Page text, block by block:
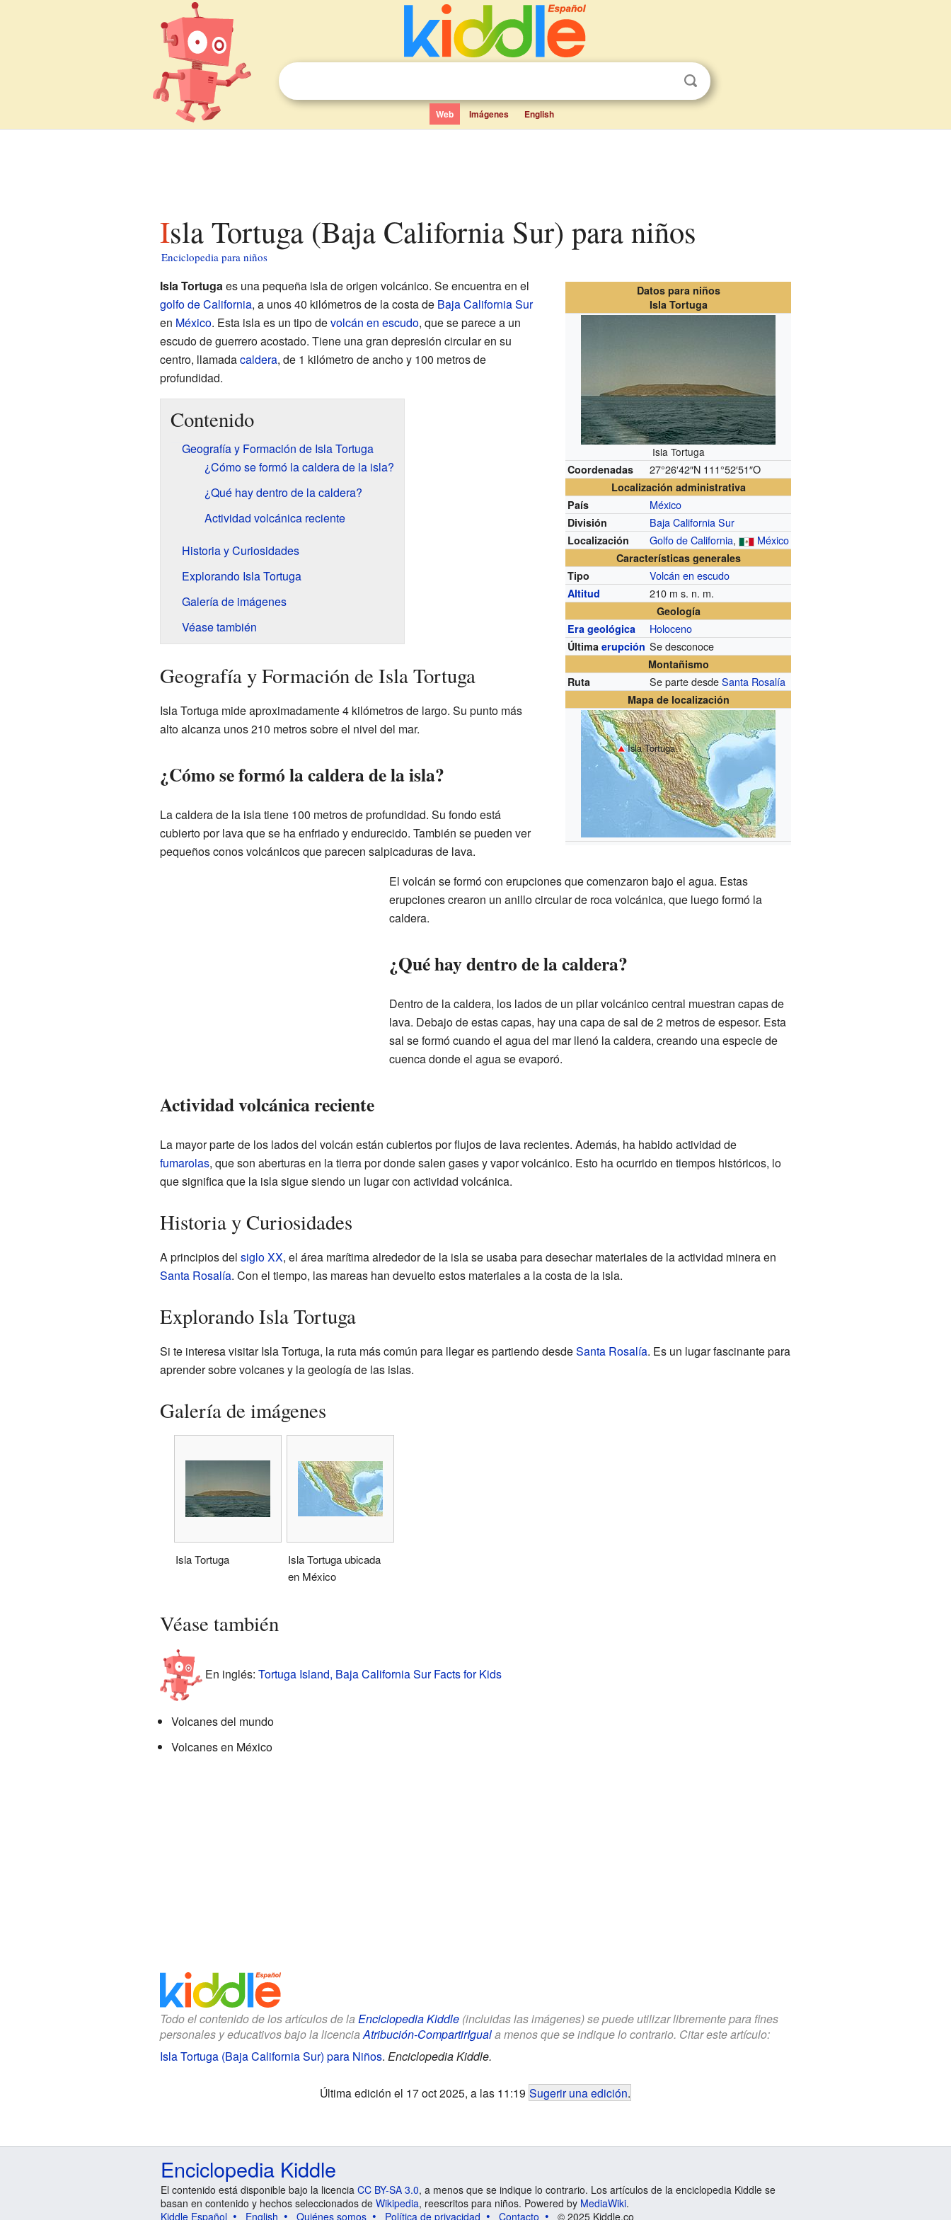
Web Imágenes English
Isla Tortuga (Baja California Sur) para niños
Enciclopedia para niños
Datos para niños
Isla Tortuga
Isla Tortuga
Coordenadas
27°26′42″N 111°52′51″O
Localización administrativa
País
México
División Baja California Sur
Localización Golfo de California, México
Características generales
Tipo
Volcán en escudo
Altitud 210 m s. n. m.
Geología
Era geológica
Holoceno
Últimaerupción Se desconoce
Montañismo
Ruta
Se parte desdeSanta Rosalía
Mapa de localización
Isla Tortuga
Isla Tortugaes una pequeña isla de origen volcánico. Se encuentra en el
golfo de California, a unos 40 kilómetros de la costa de Baja California Sur
en México. Esta isla es un tipo devolcán en escudo, que se parece a un
escudo de guerrero acostado. Tiene una gran depresión circular en su
centro, llamadacaldera, de 1 kilómetro de ancho y 100 metros de
profundidad.
Contenido
Geografía y Formación de Isla Tortuga
¿Cómo se formó la caldera de la isla?
¿Qué hay dentro de la caldera?
Actividad volcánica reciente
Historia y Curiosidades
Explorando Isla Tortuga
Galería de imágenes
Véase también
Geografía y Formación de Isla Tortuga
Isla Tortuga mide aproximadamente 4 kilómetros de largo. Su punto más
alto alcanza unos 210 metros sobre el nivel del mar.
¿Cómo se formó la caldera de la isla?
La caldera de la isla tiene 100 metros de profundidad. Su fondo está
cubierto por lava que se ha enfriado y endurecido. También se pueden ver
pequeños conos volcánicos que parecen salpicaduras de lava.
El volcán se formó con erupciones que comenzaron bajo el agua. Estas
erupciones crearon un anillo circular de roca volcánica, que luego formó la
caldera.
¿Qué hay dentro de la caldera?
Dentro de la caldera, los lados de un pilar volcánico central muestran capas de
lava. Debajo de estas capas, hay una capa de sal de 2 metros de espesor. Esta
sal se formó cuando el agua del mar llenó la caldera, creando una especie de
cuenca donde el agua se evaporó.
Actividad volcánica reciente
La mayor parte de los lados del volcán están cubiertos por flujos de lava recientes. Además, ha habido actividad de
fumarolas, que son aberturas en la tierra por donde salen gases y vapor volcánico. Esto ha ocurrido en tiempos históricos, lo
que significa que la isla sigue siendo un lugar con actividad volcánica.
Historia y Curiosidades
A principios del siglo XX, el área marítima alrededor de la isla se usaba para desechar materiales de la actividad minera en
Santa Rosalía. Con el tiempo, las mareas han devuelto estos materiales a la costa de la isla.
Explorando Isla Tortuga
Si te interesa visitar Isla Tortuga, la ruta más común para llegar es partiendo desdeSanta Rosalía. Es un lugar fascinante para
aprender sobre volcanes y la geología de las islas.
Galería de imágenes
Isla Tortuga
Isla Tortuga ubicada
en México
Véase también
En inglés: Tortuga Island, Baja California Sur Facts for Kids
Volcanes del mundo
Volcanes en México
Todo el contenido de los artículos de la Enciclopedia Kiddle(incluidas las imágenes) se puede utilizar libremente para fines
personales y educativos bajo la licencia Atribución-CompartirIguala menos que se indique lo contrario. Citar este artículo:
Isla Tortuga (Baja California Sur) para Niños. Enciclopedia Kiddle.
Última edición el 17 oct 2025, a las 11:19 Sugerir una edición.
Enciclopedia Kiddle
El contenido está disponible bajo la licencia CC BY-SA 3.0, a menos que se indique lo contrario. Los artículos de la enciclopedia Kiddle se
basan en contenido y hechos seleccionados de Wikipedia, reescritos para niños. Powered by MediaWiki.
Kiddle Español
English Quiénes somos Política de privacidad Contacto © 2025 Kiddle.co